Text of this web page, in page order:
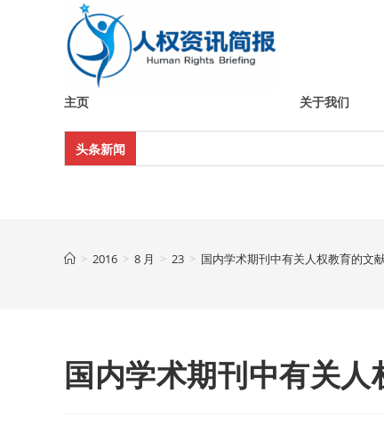
主页 关于我们
头条新闻
> 2016 > 8 月 > 23 > 国内学术期刊中有关人权教育的文
国内学术期刊中有关